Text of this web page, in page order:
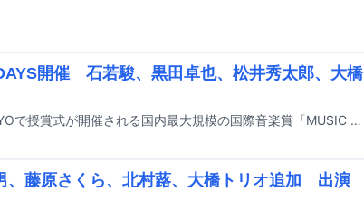
開催 石若駿、黒田卓也、松井秀太郎、大橋
6月13日に東京・TOYOTA ARENA TOKYOで授賞式が開催される国内最大規模の国際音楽賞「MUSIC AWARDS JAPAN 2026」。授賞式の開催に合わせたアワードウィーク期間中、3日間にわたるジャズライブイベント「～"NOT A SCENE. A STATEMENT. | WaJAZZ"～」が、東京・ビルボードライブ東京にて開催される。
、藤原さくら、北村蕗、大橋トリオ追加 出演